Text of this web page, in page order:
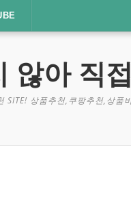
않아 직
SITE! 상품추천,쿠팡추천,상품